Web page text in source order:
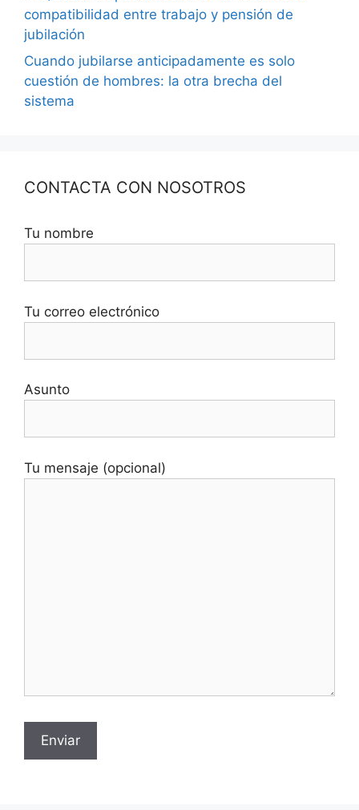
compatibilidad entre trabajo y pensión de
jubilación
Cuando jubilarse anticipadamente es solo
cuestión de hombres: la otra brecha del
sistema
CONTACTA CON NOSOTROS
Tu nombre
Tu correo electrónico
Asunto
Tu mensaje (opcional)